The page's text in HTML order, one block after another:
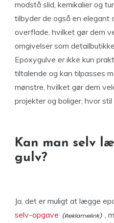
modstå slid, kemikalier og
tilbyder de også en elegant
overflade, hvilket gør dem
omgivelser som
Epoxygulve er ikke kun
tiltalende og kan tilpasses
mønstre, hvilket gør dem
projekter og boliger, hvor
Kan man selv
gulv?
Ja, det er muligt at lægge
selv-opgave
,